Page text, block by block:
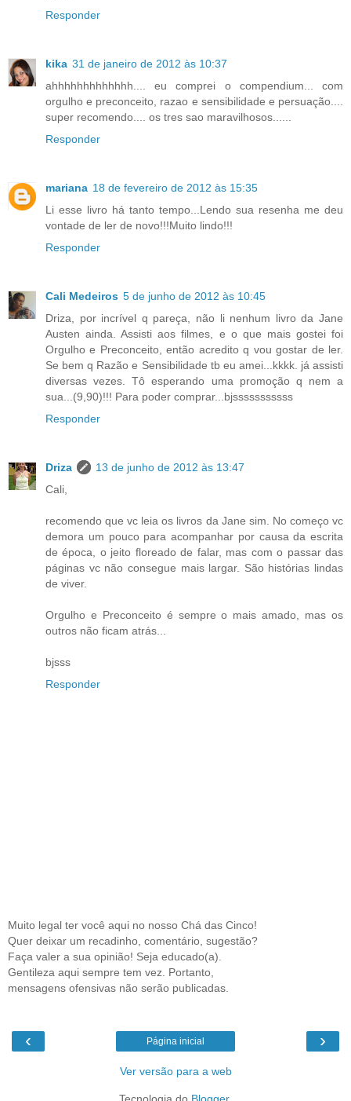
Responder
kika 31 de janeiro de 2012 às 10:37
ahhhhhhhhhhhhh.... eu comprei o compendium... com
orgulho e preconceito, razao e sensibilidade e persuação....
super recomendo.... os tres sao maravilhosos......
Responder
mariana 18 de fevereiro de 2012 às 15:35
Li esse livro há tanto tempo...Lendo sua resenha me deu
vontade de ler de novo!!!Muito lindo!!!
Responder
Cali Medeiros 5 de junho de 2012 às 10:45
Driza, por incrível q pareça, não li nenhum livro da Jane
Austen ainda. Assisti aos filmes, e o que mais gostei foi
Orgulho e Preconceito, então acredito q vou gostar de ler.
Se bem q Razão e Sensibilidade tb eu amei...kkkk. já assisti
diversas vezes. Tô esperando uma promoção q nem a
sua...(9,90)!!! Para poder comprar...bjsssssssssss
Responder
Driza
13 de junho de 2012 às 13:47
Cali,
recomendo que vc leia os livros da Jane sim. No começo vc
demora um pouco para acompanhar por causa da escrita
de época, o jeito floreado de falar, mas com o passar das
páginas vc não consegue mais largar. São histórias lindas
de viver.
Orgulho e Preconceito é sempre o mais amado, mas os
outros não ficam atrás...
bjsss
Responder
Muito legal ter você aqui no nosso Chá das Cinco!
Quer deixar um recadinho, comentário, sugestão?
Faça valer a sua opinião! Seja educado(a).
Gentileza aqui sempre tem vez. Portanto,
mensagens ofensivas não serão publicadas.
‹ ›
Página inicial
Ver versão para a web
Tecnologia do Blogger.